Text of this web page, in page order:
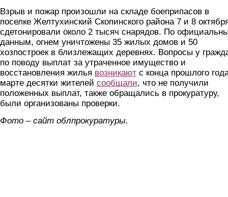
Взрыв и пожар произошли на складе боеприпасов в
поселке Желтухинский Скопинского района 7 и 8
сдетонировали около 2 тысяч снарядов. По
данным, огнем уничтожены 35 жилых домов и 50
хозпостроек в близлежащих деревнях. Вопросы у
по поводу выплат за утраченное имущество и
восстановления жилья возникают с конца прошлого
марте десятки жителей сообщали, что не получили
положенных выплат, также обращались в прокуратуру,
были организованы проверки.
Фото – сайт облпрокуратуры.